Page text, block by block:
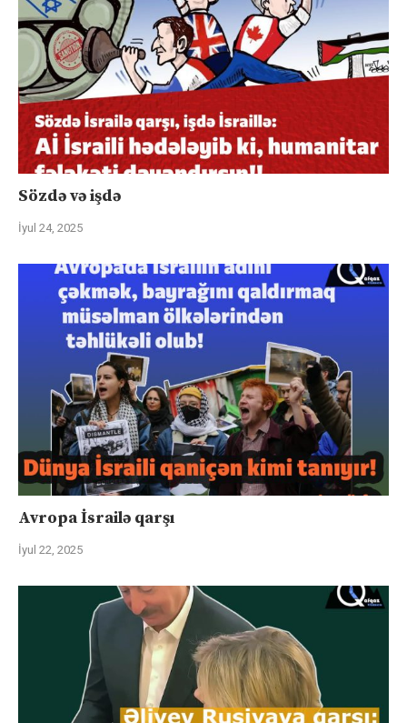
Sözdə və işdə
İyul 24, 2025
Avropa İsrailə qarşı
İyul 22, 2025